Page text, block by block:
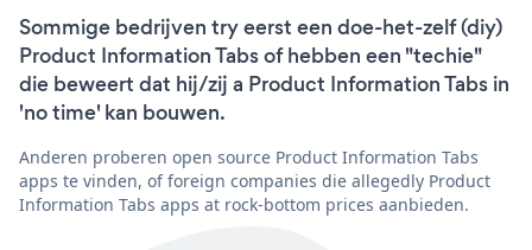
Sommige bedrijven try eerst een doe-het-zelf (diy)
Product Information Tabs of hebben een "techie"
die beweert dat hij/zij a Product Information Tabs in
'no time' kan bouwen.
Anderen proberen open source Product Information Tabs
apps te vinden, of foreign companies die allegedly Product
Information Tabs apps at rock-bottom prices aanbieden.